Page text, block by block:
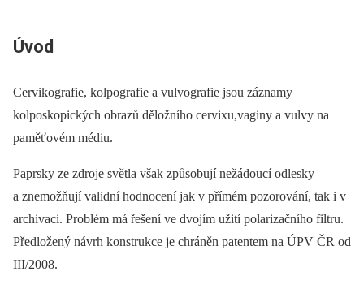
Úvod
Cervikografie, kolpografie a vulvografie jsou záznamy
kolposkopických obrazů děložního cervixu,vaginy a vulvy na
paměťovém médiu.
Paprsky ze zdroje světla však způsobují nežádoucí odlesky
a znemožňují validní hodnocení jak v přímém pozorování, tak i v
archivaci. Problém má řešení ve dvojím užití polarizačního filtru.
Předložený návrh konstrukce je chráněn patentem na ÚPV ČR od
III/2008.